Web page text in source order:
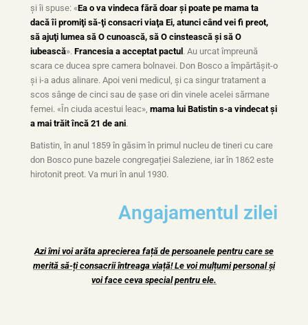
şi îi spuse: «Ea o va vindeca fără doar şi poate pe mama ta
dacă îi promiţi să-ţi consacri viaţa Ei, atunci când vei fi preot,
să ajuţi lumea să O cunoască, să O cinstească şi să O
iubească». Francesia a acceptat pactul . Au urcat împreună
scara ce ducea spre camera bolnavei. Don Bosco a împărtăşit-o
şi i-a adus alinare. Apoi veni medicul, şi ca singur tratament a
scos sânge de cinci sau de şase ori din vinele acelei sărmane
femei. «În ciuda acestui leac», mama lui Batistin s-a vindecat şi
a mai trăit încă 21 de ani.
Batistin, în anul 1859 în găsim în primul nucleu de tineri cu care
don Bosco pune bazele congregației Saleziene, iar în 1862 este
hirotonit preot. Va muri în anul 1930.
Angajamentul zilei
Azi îmi voi arăta aprecierea față de persoanele pentru care se
merită să-ți consacrii întreaga viață! Le voi mulțumi personal și
voi face ceva special pentru ele.